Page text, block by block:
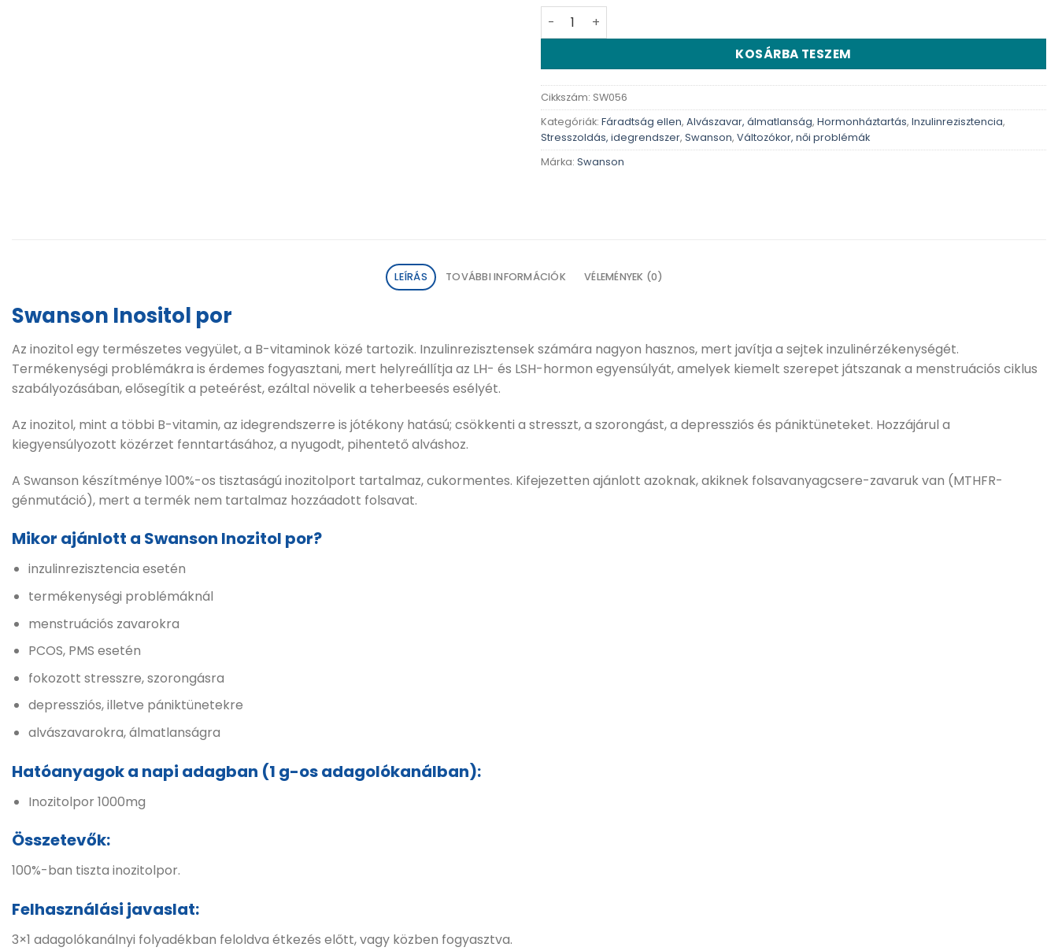
Swanson Inositol por - 227g kapszula mennyiség
KOSÁRBA TESZEM
Cikkszám: SW056
Kategóriák: Fáradtság ellen, Alvászavar, álmatlanság, Hormonháztartás, Inzulinrezisztencia,
Stresszoldás, idegrendszer, Swanson, Változókor, női problémák
Márka: Swanson
LEÍRÁS TOVÁBBI INFORMÁCIÓK VÉLEMÉNYEK (0)
Swanson Inositol por
Az inozitol egy természetes vegyület, a B-vitaminok közé tartozik. Inzulinrezisztensek számára nagyon hasznos, mert javítja a sejtek inzulinérzékenységét.
Termékenységi problémákra is érdemes fogyasztani, mert helyreállítja az LH- és LSH-hormon egyensúlyát, amelyek kiemelt szerepet játszanak a menstruációs ciklus
szabályozásában, elősegítik a peteérést, ezáltal növelik a teherbeesés esélyét.
Az inozitol, mint a többi B-vitamin, az idegrendszerre is jótékony hatású; csökkenti a stresszt, a szorongást, a depressziós és pániktüneteket. Hozzájárul a
kiegyensúlyozott közérzet fenntartásához, a nyugodt, pihentető alváshoz.
A Swanson készítménye 100%-os tisztaságú inozitolport tartalmaz, cukormentes. Kifejezetten ajánlott azoknak, akiknek folsavanyagcsere-zavaruk van (MTHFR-
génmutáció), mert a termék nem tartalmaz hozzáadott folsavat.
Mikor ajánlott a Swanson Inozitol por?
inzulinrezisztencia esetén
termékenységi problémáknál
menstruációs zavarokra
PCOS, PMS esetén
fokozott stresszre, szorongásra
depressziós, illetve pániktünetekre
alvászavarokra, álmatlanságra
Hatóanyagok a napi adagban (1 g-os adagolókanálban):
Inozitolpor 1000mg
Összetevők:
100%-ban tiszta inozitolpor.
Felhasználási javaslat:
3×1 adagolókanálnyi folyadékban feloldva étkezés előtt, vagy közben fogyasztva.